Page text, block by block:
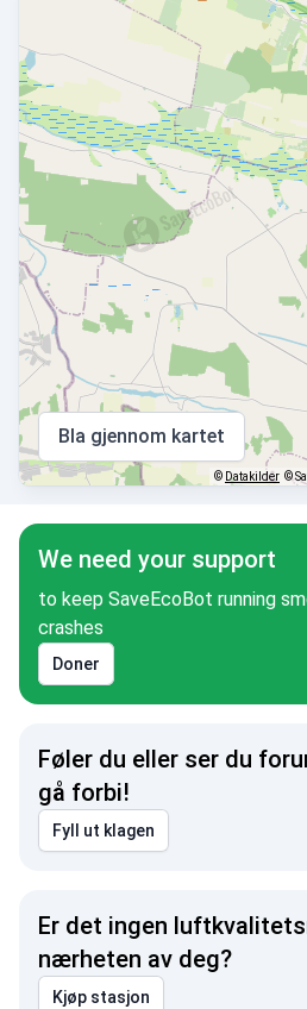
Bla gjennom kartet
© Datakilder ©
We need your support
to keep SaveEcoBot running
crashes
Doner
Føler du eller ser du
gå forbi!
Fyll ut klagen
Er det ingen
nærheten av deg?
Kjøp stasjon